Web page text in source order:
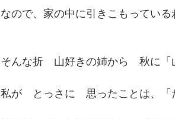
なので、家の中に引きこもっている
そんな折　山好きの姉から　秋に
私が　とっさに　思ったことは、